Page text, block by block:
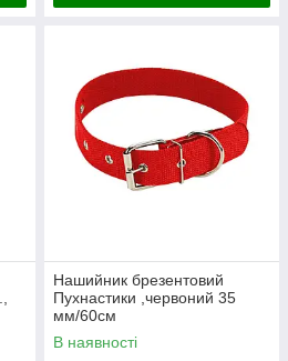
Нашийник брезентовий
Пухнастики ,червоний 35
мм/60см
В наявності